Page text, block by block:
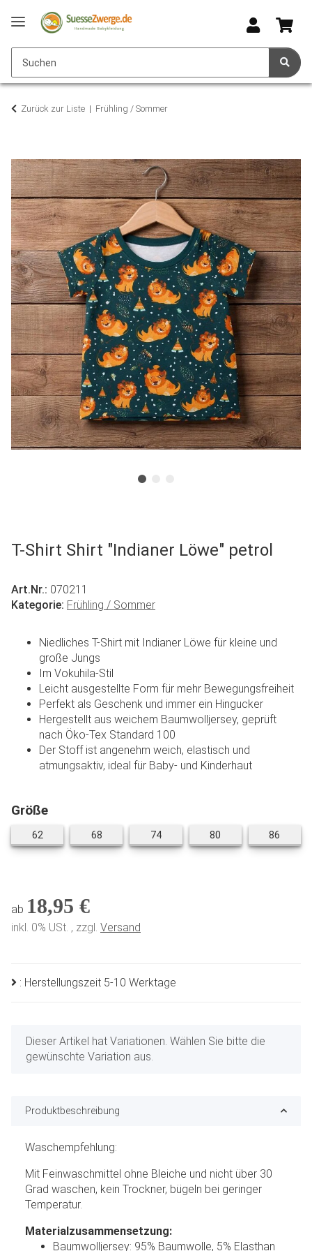
Zurück zur Liste Frühling / Sommer
T-Shirt Shirt "Indianer Löwe" petrol
Art.Nr.: 070211
Kategorie: Frühling / Sommer
Niedliches T-Shirt mit Indianer Löwe für kleine und
große Jungs
Im Vokuhila-Stil
Leicht ausgestellte Form für mehr Bewegungsfreiheit
Perfekt als Geschenk und immer ein Hingucker
Hergestellt aus weichem Baumwolljersey, geprüft
nach Öko-Tex Standard 100
Der Stoff ist angenehm weich, elastisch und
atmungsaktiv, ideal für Baby- und Kinderhaut
Größe
6262 6868 7474 80 86
ab 18,95 €
inkl. 0% USt. , zzgl. Versand
: Herstellungszeit 5-10 Werktage
x
Dieser Artikel hat Variationen. Wählen Sie bitte die
gewünschte Variation aus.
Produktbeschreibung
Waschempfehlung:
Mit Feinwaschmittel ohne Bleiche und nicht über 30
Grad waschen, kein Trockner, bügeln bei geringer
Temperatur.
Materialzusammensetzung:
Baumwolljersey: 95% Baumwolle, 5% Elasthan